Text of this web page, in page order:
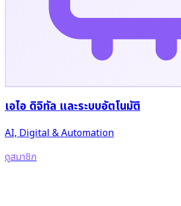
เอไอ ดิจิทัล และระบบอัตโนมัติ
AI, Digital & Automation
ดูสมาชิก